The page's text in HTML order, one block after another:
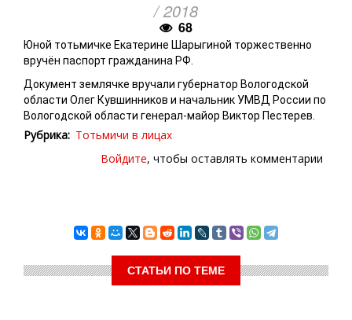
/ 2018
68
Юной тотьмичке Екатерине Шарыгиной торжественно
вручён паспорт гражданина РФ.
Документ землячке вручали губернатор Вологодской
области Олег Кувшинников и начальник УМВД России по
Вологодской области генерал-майор Виктор Пестерев.
Рубрика Тотьмичи в лицах
Войдите, чтобы оставлять комментарии
СТАТЬИ ПО ТЕМЕ